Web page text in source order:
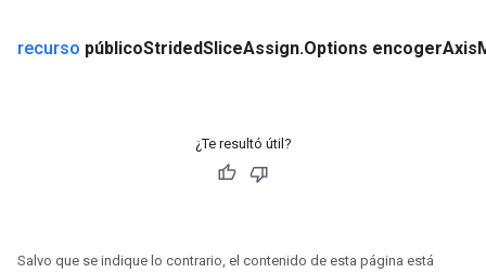
recurso públicoStridedSliceAssign.Options encogerAxis
¿Te resultó útil?
Salvo que se indique lo contrario, el contenido de esta página está